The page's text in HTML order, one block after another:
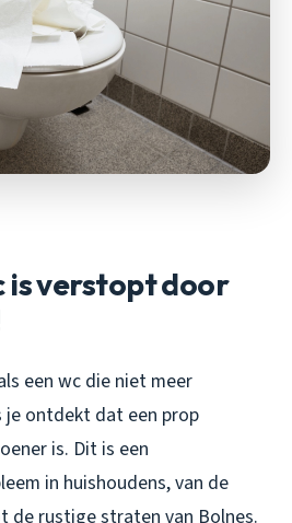
is verstopt door
een wc die niet meer
ontdekt dat een prop
is. Dit is een
in huishoudens, van de
de rustige straten van Bolnes.